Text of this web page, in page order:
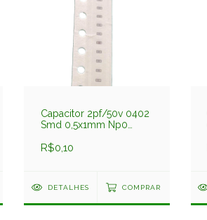
Capacitor 2pf/50v 0402
Smd 0,5x1mm Np0
Darfon
R$0,10
DETALHES COMPRAR